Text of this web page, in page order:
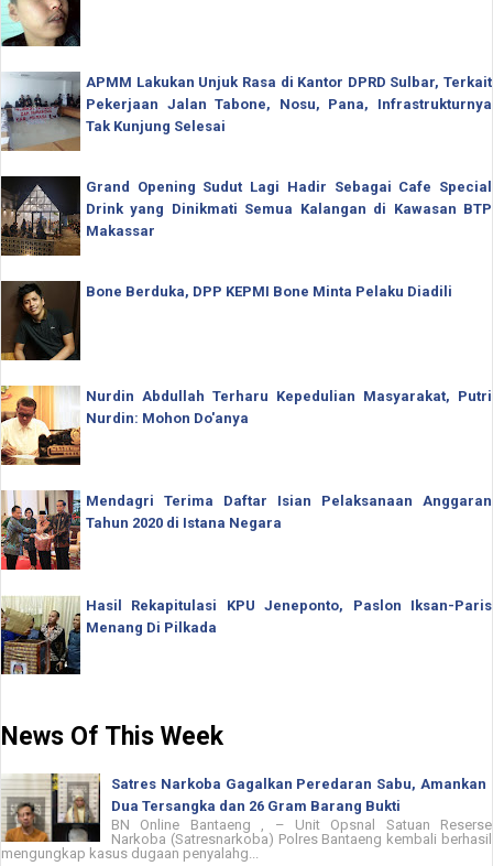
APMM Lakukan Unjuk Rasa di Kantor DPRD Sulbar, Terkait
Pekerjaan Jalan Tabone, Nosu, Pana, Infrastrukturnya
Tak Kunjung Selesai
Grand Opening Sudut Lagi Hadir Sebagai Cafe Special
Drink yang Dinikmati Semua Kalangan di Kawasan BTP
Makassar
Bone Berduka, DPP KEPMI Bone Minta Pelaku Diadili
Nurdin Abdullah Terharu Kepedulian Masyarakat, Putri
Nurdin: Mohon Do'anya
Mendagri Terima Daftar Isian Pelaksanaan Anggaran
Tahun 2020 di Istana Negara
Hasil Rekapitulasi KPU Jeneponto, Paslon Iksan-Paris
Menang Di Pilkada
News Of This Week
Satres Narkoba Gagalkan Peredaran Sabu, Amankan
Dua Tersangka dan 26 Gram Barang Bukti
BN Online Bantaeng , – Unit Opsnal Satuan Reserse
Narkoba (Satresnarkoba) Polres Bantaeng kembali berhasil
mengungkap kasus dugaan penyalahg...